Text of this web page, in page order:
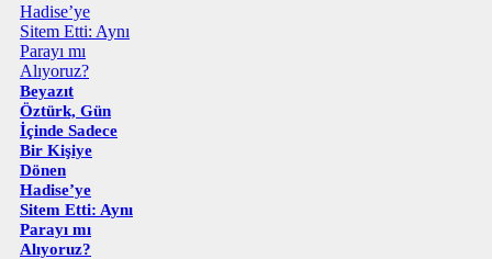
Beyazıt
Öztürk, Gün
İçinde Sadece
Bir Kişiye
Dönen
Hadise’ye
Sitem Etti: Aynı
Parayı mı
Alıyoruz?